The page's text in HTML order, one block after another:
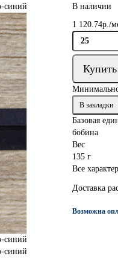
В наличии
1 120.74р./
В закладки
Базовая
бобина
Вес
135 г
Все
Доставка
Возможна